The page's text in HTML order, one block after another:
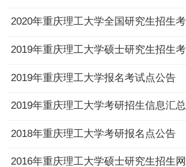
2019年重庆理工大学报名考试点公告
2019年重庆理工大学考研招生信息汇总
2018年重庆理工大学考研报名点公告